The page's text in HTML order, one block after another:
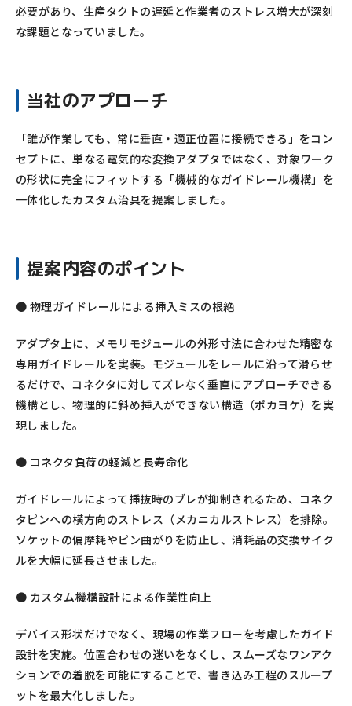
必要があり、生産タクトの遅延と作業者のストレス増大が深刻
な課題となっていました。
当社のアプローチ
「誰が作業しても、常に垂直・適正位置に接続できる」をコン
セプトに、単なる電気的な変換アダプタではなく、対象ワーク
の形状に完全にフィットする「機械的なガイドレール機構」を
一体化したカスタム治具を提案しました。
提案内容のポイント
● 物理ガイドレールによる挿入ミスの根絶
アダプタ上に、メモリモジュールの外形寸法に合わせた精密な
専用ガイドレールを実装。モジュールをレールに沿って滑らせ
るだけで、コネクタに対してズレなく垂直にアプローチできる
機構とし、物理的に斜め挿入ができない構造（ポカヨケ）を実
現しました。
● コネクタ負荷の軽減と長寿命化
ガイドレールによって挿抜時のブレが抑制されるため、コネク
タピンへの横方向のストレス（メカニカルストレス）を排除。
ソケットの偏摩耗やピン曲がりを防止し、消耗品の交換サイク
ルを大幅に延長させました。
● カスタム機構設計による作業性向上
デバイス形状だけでなく、現場の作業フローを考慮したガイド
設計を実施。位置合わせの迷いをなくし、スムーズなワンアク
ションでの着脱を可能にすることで、書き込み工程のスループ
ットを最大化しました。